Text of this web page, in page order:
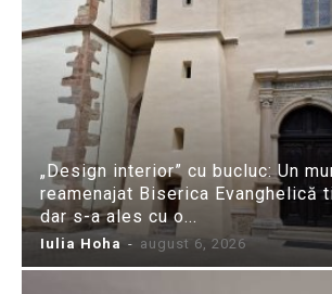
„Design interior” cu bucluc: Un
reamenajat Biserica Evanghelică
dar s-a ales cu o...
Iulia Hoha - august 6, 2026